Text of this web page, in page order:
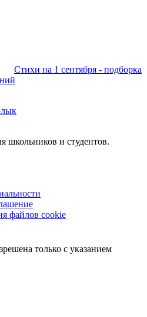
Стихи на 1 сентября - подборка
школьников и студентов.
файлов cookie
только с указанием